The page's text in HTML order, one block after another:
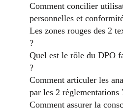
Comment concilier
personnelles et
Les zones rouges des 2
?
Quel est le rôle du DPO
?
Comment articuler les
par les 2 règlementations
Comment assurer la